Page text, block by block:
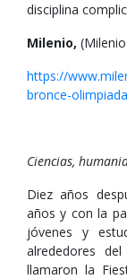
disciplina
Milenio,
https://
bronce-
Ciencias,
Diez años
años y con la
jóvenes y
alrededores
llamaron la